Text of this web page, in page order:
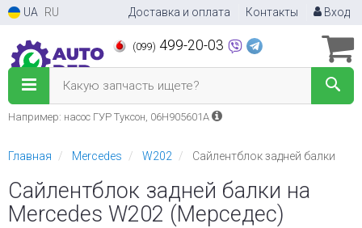
UA RU Доставка и оплата Контакты Вход
(099) 499-20-03
Какую запчасть ищете?
Например: насос ГУР Туксон, 06H905601A
Главная Mercedes W202 Сайлентблок задней балки
Сайлентблок задней балки на
Mercedes W202 (Мерседес)